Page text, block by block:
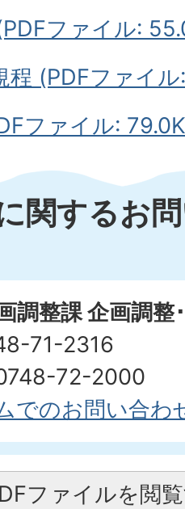
ファイル:
程 (PDFファイ
ファイル:
関するお
調整課 企画調整
71-2316
72-2000
でのお問い合わ
ファイルを閲